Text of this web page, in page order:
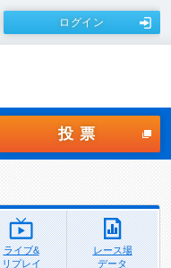
ログイン
投票
ライブ&
リプレイ
レース場
データ